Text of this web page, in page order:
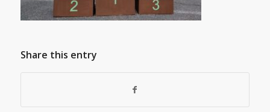
Share this entry